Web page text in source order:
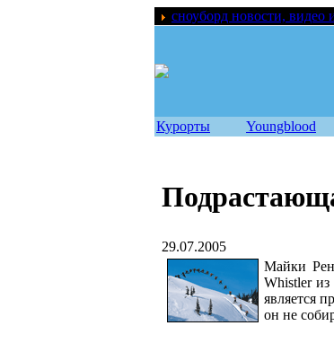
сноуборд новости, видео
Курорты Youngblood
29.07.2005
Майки
Whistler
является
он не